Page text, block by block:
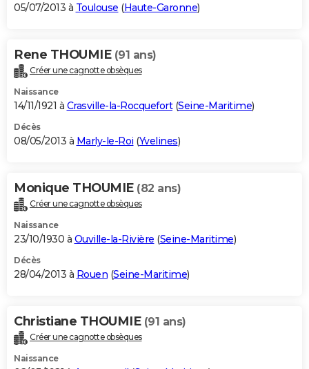
05/07/2013 à Toulouse (Haute-Garonne)
Rene THOUMIE (91 ans)
Créer une cagnotte obsèques
Naissance
14/11/1921 à Crasville-la-Rocquefort(Seine-Maritime)
Décès
08/05/2013 à Marly-le-Roi (Yvelines)
Monique THOUMIE (82 ans)
Créer une cagnotte obsèques
Naissance
23/10/1930 à Ouville-la-Rivière (Seine-Maritime)
Décès
28/04/2013 à Rouen (Seine-Maritime)
Christiane THOUMIE (91 ans)
Créer une cagnotte obsèques
Naissance